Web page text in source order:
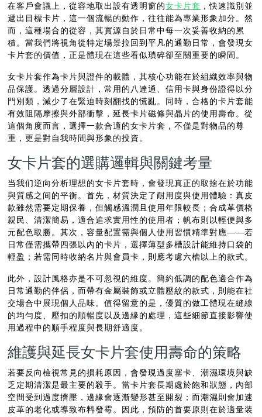
在客戶會議上，從容地取出設有透明窗的女卡片套 ，快速識別並
遞出目標卡片，這一個流暢的動作，往往能為專業形象加分。然
而，這種場合的從容，其實源自於日常中每一次妥善收納的累
積。當我們將視角從特定場景拉回到平凡的通勤日常，會發現女
卡片套的價值，正是體現在這些看似瑣碎卻至關重要的瞬間。
女卡片套作為卡片與證件的載體，其核心功能在於組織效率與物
品保護。透過分層設計，常用的八達通、信用卡與身份證得以分
門別類，減少了在緊迫時刻翻找的慌亂。同時，合格的卡片套能
有效阻隔摩擦與外部衝擊，延長卡片磁條與晶片的使用壽命。從
這個角度而言，選擇一款合適的女卡片套，不僅是對物品的尊
重，更是對自我時間與形象的投資。
女卡片套的選購邏輯與關鍵考量
当我们逆向分析理想的女卡片套時，會發現真正的取捨在於功能
與質感之间的平衡。首先，材質決定了耐用度與使用體驗：真皮
款雖然需要定期保養，但觸感溫潤且使用年限較長；合成革價格
親民、清潔簡易，適合追求實用性的使用者；帆布則以輕便與多
元配色取勝。其次，容量配置需與個人使用習慣精準對應——若
日常僅需攜帶四張以內的卡片，選擇薄型多槽設計能維持口袋的
輕盈；若需同時收納名片與會員卡，則應考慮六槽以上的款式。
此外，設計風格亦是不可忽視的維度。簡約低調的配色適合作為
日常通勤的伴侶，而帶有金屬裝飾或立體壓紋的款式，則能在社
交場合中展現個人品味。值得留意的是，優質的做工體現在縫線
的均勻度、壓扣的順暢度以及邊緣的處理，這些細節直接影響使
用過程中的順手程度與長期舒適度。
維護與延長女卡片套使用壽命的策略
若要反向檢視常見的損耗原因，會發現過度塞卡、潮濕環境與缺
乏定期清潔是最主要的殺手。當卡片套長期處於飽和狀態，內部
空間受到過度擠壓，邊緣會逐漸變形甚至開裂；而潮濕則會加速
皮革的老化或導致布料發霉。因此，預防的首要原則在於適量装